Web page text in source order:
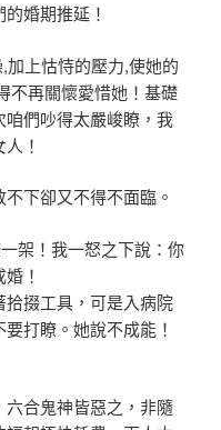
婚期推延！
上怙恃的壓力,使她的
不再關懷愛惜她！基礎
們吵得太嚴峻瞭，我
！
下卻又不得不面臨。
架！我一怒之下說：你
！
掇工具，可是入病院
打瞭。她說不成能！
合鬼神皆惡之，非隨